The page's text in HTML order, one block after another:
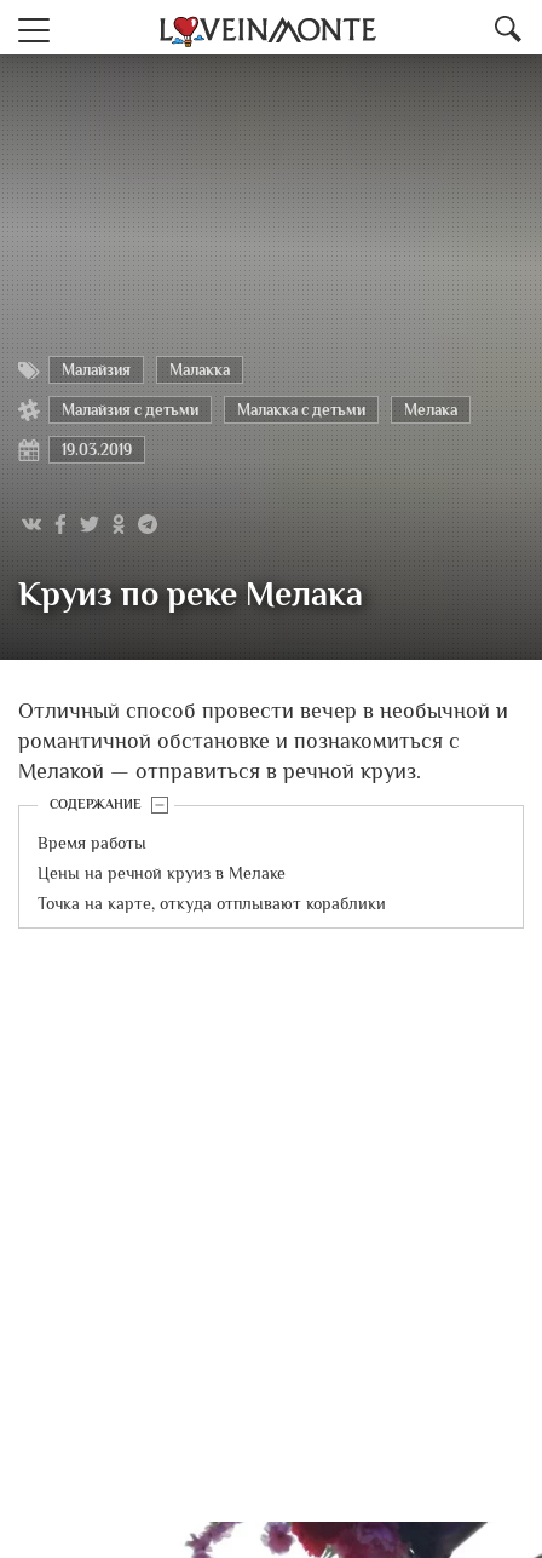
Малайзия Малакка
Малайзия с детьми Малакка с детьми Мелака
19.03.2019
Круиз по реке Мелака
Отличный способ провести вечер в необычной и
романтичной обстановке и познакомиться с
Мелакой — отправиться в речной круиз.
СОДЕРЖАНИЕ
Время работы
Цены на речной круиз в Мелаке
Точка на карте, откуда отплывают кораблики